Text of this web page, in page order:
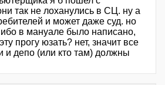
так не лоханулись в СЦ. ну а
и может даже суд. но
в мануале было написано,
прогу юзать? нет, значит все
и депо (или кто там) должны